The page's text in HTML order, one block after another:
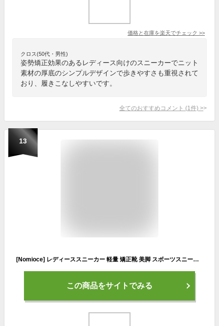
価格と在庫を楽天でチェック >>
クロス(50代・男性)
姿勢矯正効果のあるレディース向けのスニーカーでニット
素材の厚底のシンプルデザインで歩きやすさも重視されて
おり、履きこなしやすいです。
全てのおすすめコメント (1 件) >
13
[Nomioce] レディーススニーカー 軽量 矯正靴 美脚 スボーツスニーカー PU 滑り止め 通勤靴 船型底 ダイエット ランニング 姿勢矯正 通気 ウォーキングシューズ ブラック 23.0cm
この商品をサイトでみる